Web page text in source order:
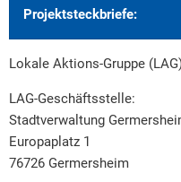
Projektsteckbriefe:
Lokale Aktions-Gruppe
LAG-Geschäftsstelle:
Stadtverwaltung
Europaplatz 1
76726 Germersheim